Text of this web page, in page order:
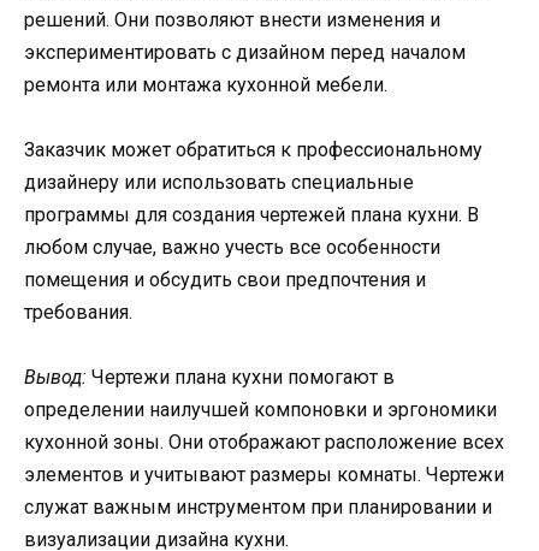
решений. Они позволяют внести изменения и
экспериментировать с дизайном перед началом
ремонта или монтажа кухонной мебели.
Заказчик может обратиться к профессиональному
дизайнеру или использовать специальные
программы для создания чертежей плана кухни. В
любом случае, важно учесть все особенности
помещения и обсудить свои предпочтения и
требования.
Вывод: Чертежи плана кухни помогают в
определении наилучшей компоновки и эргономики
кухонной зоны. Они отображают расположение всех
элементов и учитывают размеры комнаты. Чертежи
служат важным инструментом при планировании и
визуализации дизайна кухни.